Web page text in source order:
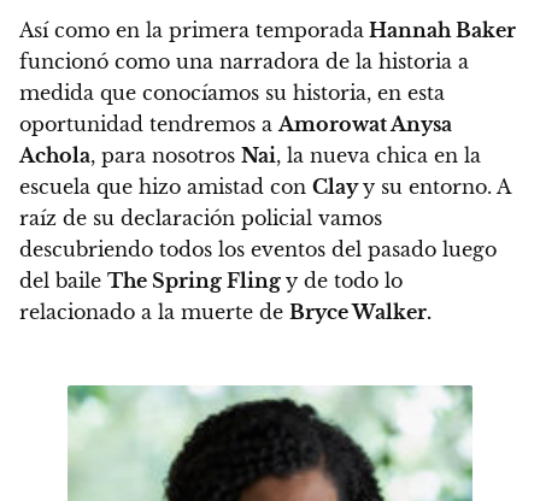
Así como en la primera temporada Hannah Baker
funcionó como una narradora de la historia a
medida que conocíamos su historia, en esta
oportunidad tendremos a Amorowat Anysa
Achola, para nosotros Nai, la nueva chica en la
escuela que hizo amistad con Clayy su entorno. A
raíz de su declaración policial vamos
descubriendo todos los eventos del pasado luego
del baile The Spring Fling y de todo lo
relacionado a la muerte de Bryce Walker.